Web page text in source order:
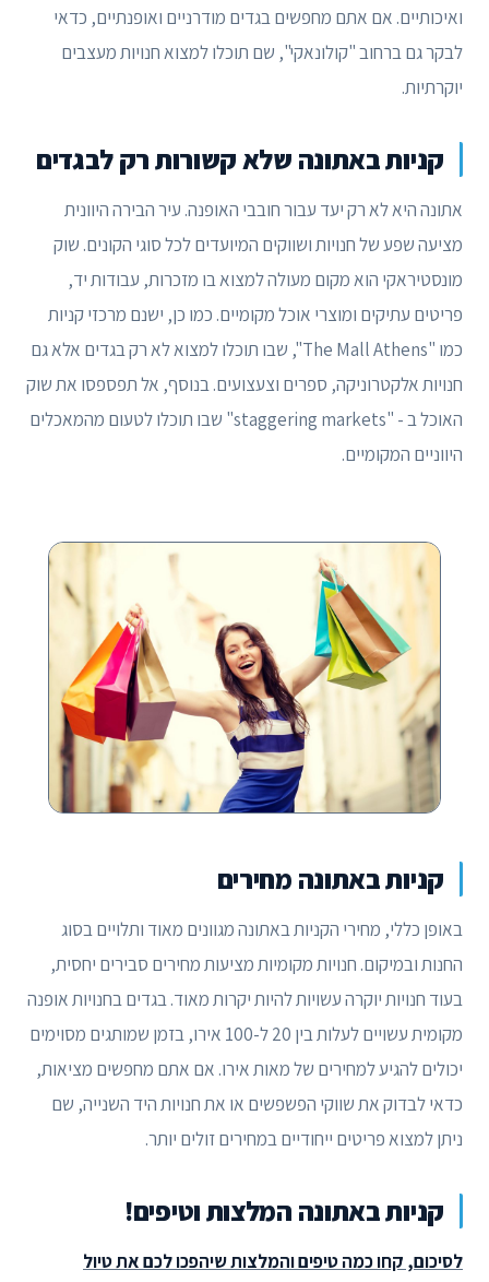
ואיכותיים. אם אתם מחפשים בגדים מודרניים ואופנתיים, כדאי
לבקר גם ברחוב "קולונאקי", שם תוכלו למצוא חנויות מעצבים
יוקרתיות.
קניות באתונה שלא קשורות רק לבגדים
אתונה היא לא רק יעד עבור חובבי האופנה. עיר הבירה היוונית
מציעה שפע של חנויות ושווקים המיועדים לכל סוגי הקונים. שוק
מונסטיראקי הוא מקום מעולה למצוא בו מזכרות, עבודות יד,
פריטים עתיקים ומוצרי אוכל מקומיים. כמו כן, ישנם מרכזי קניות
כמו "The Mall Athens", שבו תוכלו למצוא לא רק בגדים אלא גם
חנויות אלקטרוניקה, ספרים וצעצועים. בנוסף, אל תפספסו את שוק
האוכל ב - "staggering markets" שבו תוכלו לטעום מהמאכלים
היווניים המקומיים.
קניות באתונה מחירים
באופן כללי, מחירי הקניות באתונה מגוונים מאוד ותלויים בסוג
החנות ובמיקום. חנויות מקומיות מציעות מחירים סבירים יחסית,
בעוד חנויות יוקרה עשויות להיות יקרות מאוד. בגדים בחנויות אופנה
מקומית עשויים לעלות בין 20 ל-100 אירו, בזמן שמותגים מסוימים
יכולים להגיע למחירים של מאות אירו. אם אתם מחפשים מציאות,
כדאי לבדוק את שווקי הפשפשים או את חנויות היד השנייה, שם
ניתן למצוא פריטים ייחודיים במחירים זולים יותר.
קניות באתונה המלצות וטיפים!
לסיכום, קחו כמה טיפים והמלצות שיהפכו לכם את טיול